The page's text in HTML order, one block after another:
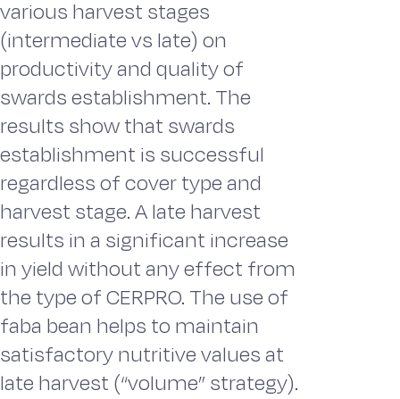
various harvest stages
(intermediate vs late) on
productivity and quality of
swards establishment. The
results show that swards
establishment is successful
regardless of cover type and
harvest stage. A late harvest
results in a significant increase
in yield without any effect from
the type of CERPRO. The use of
faba bean helps to maintain
satisfactory nutritive values at
late harvest (“volume” strategy).